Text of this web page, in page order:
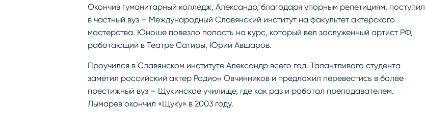
Окончив гуманитарный колледж, Александр, благодаря упорным репетициям, поступил
в частный вуз – Международный Славянский институт на факультет актерского
мастерства. Юноше повезло попасть на курс, который вел заслуженный артист РФ,
работающий в Театре Сатиры, Юрий Авшаров.
Проучился в Славянском институте Александр всего год. Талантливого студента
заметил российский актер Родион Овчинников и предложил перевестись в более
престижный вуз – Щукинское училище, где как раз и работал преподавателем.
Лымарев окончил «Щуку» в 2003 году.